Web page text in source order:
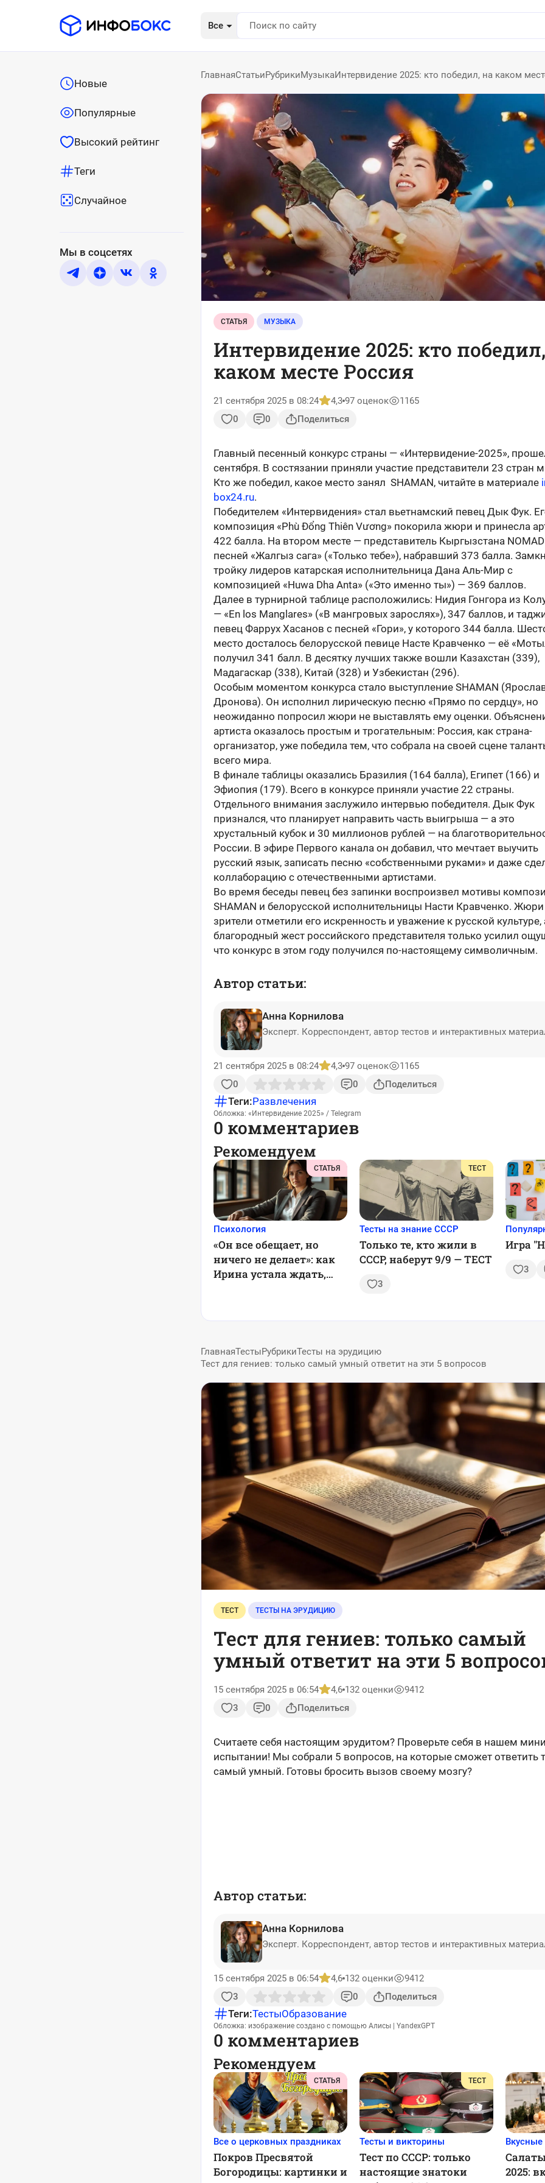
Все
Новые
Популярные
Высокий рейтинг
Теги
Случайное
Мы в соцсетях
ГлавнаяСтатьиРубрикиМузыкаИнтервидение 2025: кто победил, на каком
СТАТЬЯ МУЗЫКА
Интервидение 2025: кто
каком месте Россия
21 сентября 2025 в 08:24 4,3 97 оценок
1165
0
0 Поделиться
Главный песенный конкурс страны — «Интервидение-2025»,
сентября. В состязании приняли участие представители 23 стран
Кто же победил, какое место занял SHAMAN, читайте в материале
box24.ru.
Победителем «Интервидения» стал вьетнамский певец Дык Фук.
композиция «Phù Đổng Thiên Vương» покорила жюри и принесла
422 балла. На втором месте — представитель Кыргызстана
песней «Жалгыз сага» («Только тебе»), набравший 373 балла.
тройку лидеров катарская исполнительница Дана Аль-Мир с
композицией «Huwa Dha Anta» («Это именно ты») — 369 баллов.
Далее в турнирной таблице расположились: Нидия Гонгора из
— «En los Manglares» («В мангровых зарослях»), 347 баллов, и
певец Фаррух Хасанов с песней «Гори», у которого 344 балла.
место досталось белорусской певице Насте Кравченко — её
получил 341 балл. В десятку лучших также вошли Казахстан (339),
Мадагаскар (338), Китай (328) и Узбекистан (296).
Особым моментом конкурса стало выступление SHAMAN
Дронова). Он исполнил лирическую песню «Прямо по сердцу», но
неожиданно попросил жюри не выставлять ему оценки.
артиста оказалось простым и трогательным: Россия, как страна-
организатор, уже победила тем, что собрала на своей сцене
всего мира.
В финале таблицы оказались Бразилия (164 балла), Египет (166) и
Эфиопия (179). Всего в конкурсе приняли участие 22 страны.
Отдельного внимания заслужило интервью победителя. Дык Фук
признался, что планирует направить часть выигрыша — а это
хрустальный кубок и 30 миллионов рублей — на
России. В эфире Первого канала он добавил, что мечтает выучить
русский язык, записать песню «собственными руками» и даже
коллаборацию с отечественными артистами.
Во время беседы певец без запинки воспроизвел мотивы
SHAMAN и белорусской исполнительницы Насти Кравченко. Жюри
зрители отметили его искренность и уважение к русской культуре,
благородный жест российского представителя только усилил
что конкурс в этом году получился по-настоящему символичным.
Автор статьи:
Анна Корнилова
Эксперт. Корреспондент, автор тестов и интерактивных
21 сентября 2025 в 08:24 4,3 97 оценок
1165
0
0 Поделиться
Теги:Развлечения
Обложка: «Интервидение 2025» / Telegram
0 комментариев
Рекомендуем
СТАТЬЯ
Психология
«Он все обещает, но
ничего не делает»: как
Ирина устала ждать,
ТЕСТ
Тесты на знание СССР
Только те, кто жили в
СССР, наберут 9/9 — ТЕСТ
3
Игра
3
ГлавнаяТестыРубрикиТесты на эрудицию
Тест для гениев: только самый умный ответит на эти 5 вопросов
ТЕСТ ТЕСТЫ НА ЭРУДИЦИЮ
Тест для гениев: только самый
умный ответит на эти 5
15 сентября 2025 в 06:54 4,6 132 оценки
9412
3
0 Поделиться
Считаете себя настоящим эрудитом? Проверьте себя в нашем
испытании! Мы собрали 5 вопросов, на которые сможет ответить
самый умный. Готовы бросить вызов своему мозгу?
Автор статьи:
Анна Корнилова
Эксперт. Корреспондент, автор тестов и интерактивных
15 сентября 2025 в 06:54 4,6 132 оценки
9412
3
0 Поделиться
Теги:ТестыОбразование
Обложка: изображение создано с помощью Алисы | YandexGPT
0 комментариев
Рекомендуем
СТАТЬЯ
Все о церковных праздниках
Покров Пресвятой
Богородицы: картинки и
ТЕСТ
Тесты и викторины
Тест по СССР: только
настоящие знатоки
Вкусные
2025: